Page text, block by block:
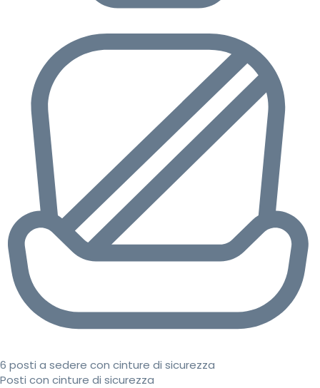
6 posti a sedere con cinture di sicurezza
Posti con cinture di sicurezza